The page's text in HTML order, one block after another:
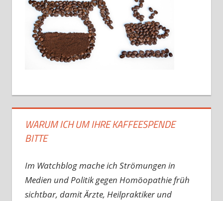
WARUM ICH UM IHRE KAFFEESPENDE
BITTE
Im Watchblog mache ich Strömungen in
Medien und Politik gegen Homöopathie früh
sichtbar, damit Ärzte, Heilpraktiker und